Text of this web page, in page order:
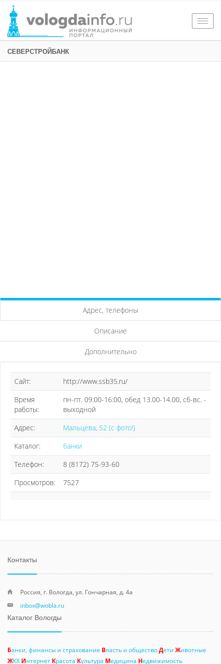
СЕВЕРСТРОЙБАНК
Адрес, телефоны
Описание
Дополнительно
Сайт:
http://www.ssb35.ru/
Время
работы:
пн-пт. 09:00-16:00, обед 13.00-14.00, сб-вс. -
выходной
Адрес:
Мальцева, 52 (с фото!)
Каталог:
банки
Телефон:
8 (8172) 75-93-60
Просмотров:
7527
Контакты
Россия, г. Вологда, ул. Гончарная, д. 4а
inbox@wobla.ru
Каталог Вологды
Банки, финансы и страхование Власть и обществоДети Животные
ЖКХ Интернет Красота Культура Медицина Недвижимость